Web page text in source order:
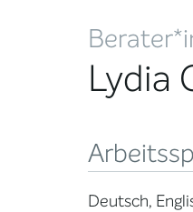
Lydia
Deutsch,